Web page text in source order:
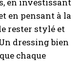
en pensant à la
rester stylé et
dressing bien
chaque